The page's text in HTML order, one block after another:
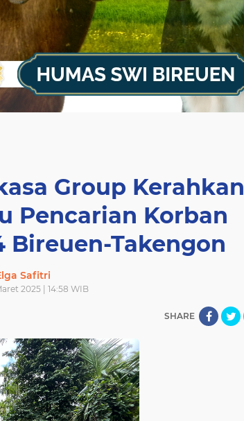
Group Kerahkan
Pencarian Korban
Bireuen-Takengon
Safitri
2025 | 14:58 WIB
SHARE